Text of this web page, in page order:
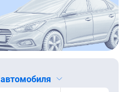
автомобиля